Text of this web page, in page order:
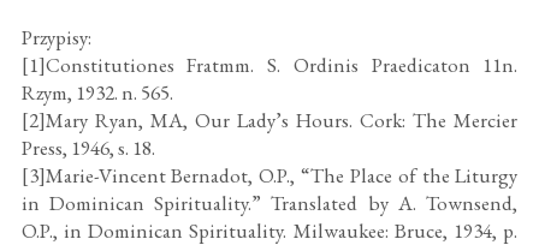
Przypisy:
[1]Constitutiones Fratmm. S. Ordinis Praedicaton 11n.
Rzym, 1932. n. 565.
[2]Mary Ryan, MA, Our Lady’s Hours. Cork: The Mercier
Press, 1946, s. 18.
[3]Marie-Vincent Bernadot, O.P., “The Place of the Liturgy
in Dominican Spirituality.” Translated by A. Townsend,
O.P., in Dominican Spirituality. Milwaukee: Bruce, 1934, p.